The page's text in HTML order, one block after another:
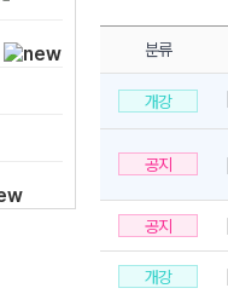
분류
개강
공지
공지
개강